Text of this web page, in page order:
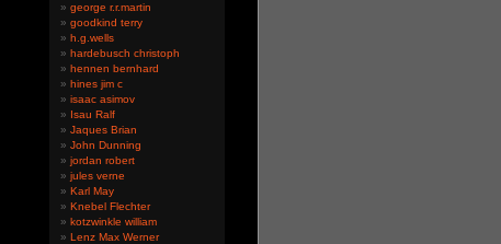
george r.r.martin
goodkind terry
h.g.wells
hardebusch christoph
hennen bernhard
hines jim c
isaac asimov
Isau Ralf
Jaques Brian
John Dunning
jordan robert
jules verne
Karl May
Knebel Flechter
kotzwinkle william
Lenz Max Werner